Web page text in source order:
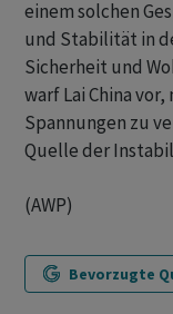
einem solchen
und Stabilität in
Sicherheit und
warf Lai China
Spannungen zu
Quelle der
(AWP)
Bevorzugte